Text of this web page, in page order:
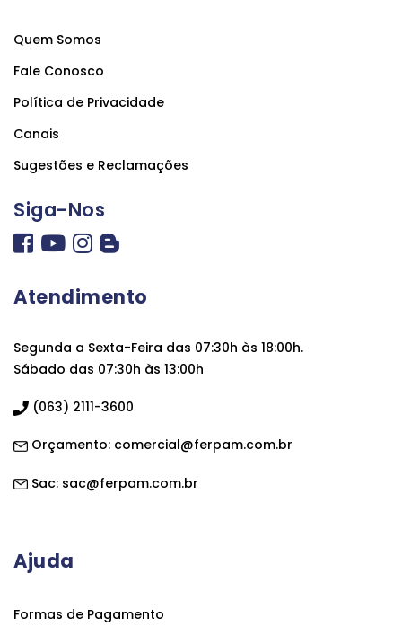
Quem Somos
Fale Conosco
Política de Privacidade
Canais
Sugestões e Reclamações
Siga-Nos
Atendimento
Segunda a Sexta-Feira das 07:30h às 18:00h.
Sábado das 07:30h às 13:00h
(063) 2111-3600
Orçamento: comercial@ferpam.com.br
Sac: sac@ferpam.com.br
Ajuda
Formas de Pagamento